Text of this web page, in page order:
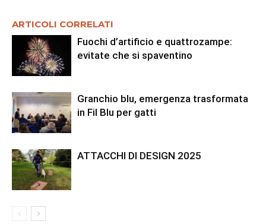
ARTICOLI CORRELATI
Fuochi d’artificio e quattrozampe:
evitate che si spaventino
Granchio blu, emergenza trasformata
in Fil Blu per gatti
ATTACCHI DI DESIGN 2025